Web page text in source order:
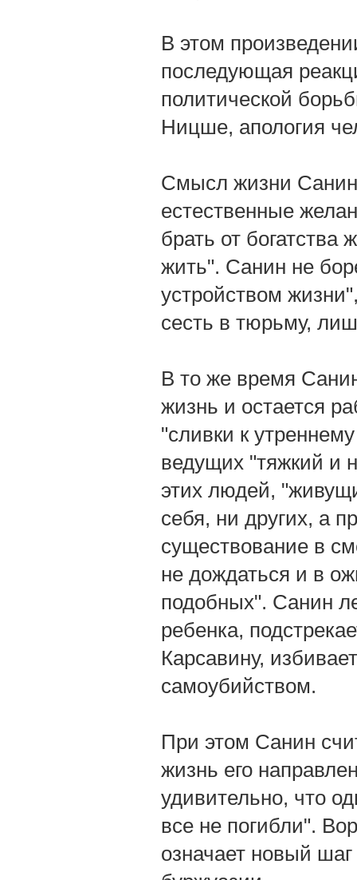
В этом
последующая
политической
Ницше, апология
Смысл жизни
естественные
брать от
жить". Санин не
устройством
сесть в тюрьму,
В то же время
жизнь и остается
"сливки к
ведущих "тяжкий и
этих людей,
себя, ни других, а
существование в
не дождаться и в
подобных". Санин
ребенка,
Карсавину,
самоубийством.
При этом Санин
жизнь его
удивительно, что
все не погибли".
означает новый